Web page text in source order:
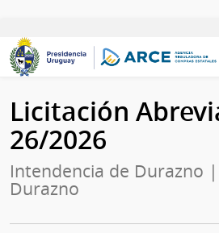
Licitación
26/2026
Intendencia de Durazno
Durazno